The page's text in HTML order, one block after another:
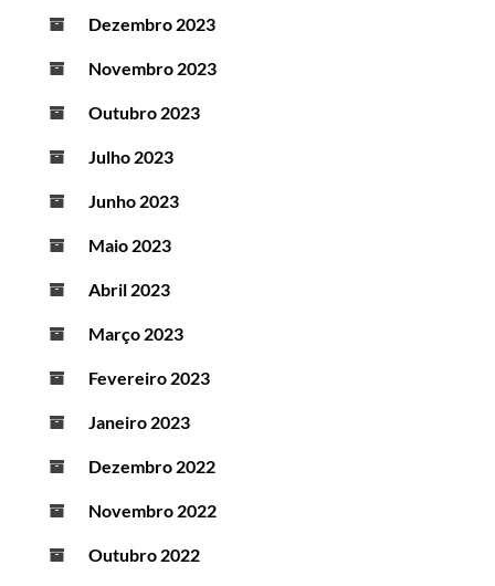
Dezembro 2023
Novembro 2023
Outubro 2023
Julho 2023
Junho 2023
Maio 2023
Abril 2023
Março 2023
Fevereiro 2023
Janeiro 2023
Dezembro 2022
Novembro 2022
Outubro 2022